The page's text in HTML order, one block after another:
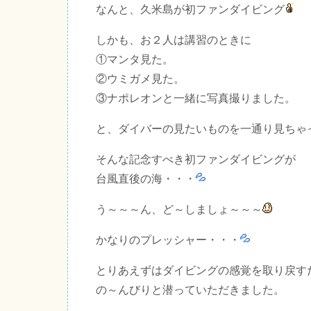
なんと、久米島が初ファンダイビング
しかも、お２人は講習のときに
①マンタ見た。
②ウミガメ見た。
③ナポレオンと一緒に写真撮りました。
と、ダイバーの見たいものを一通り見ちゃ
そんな記念すべき初ファンダイビングが
台風直後の海・・・
う～～～ん、ど～しましょ～～～
かなりのプレッシャー・・・
とりあえずはダイビングの感覚を取り戻す
の～んびりと潜っていただきました。